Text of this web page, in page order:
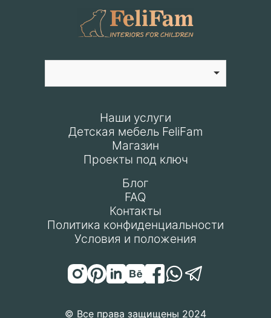
Наши услуги
Детская мебель FeliFam
Магазин
Проекты под ключ
Блог
FAQ
Контакты
Политика конфиденциальности
Условия и положения
© Все права защищены 2024